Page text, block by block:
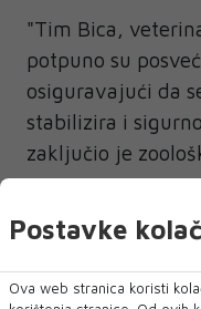
"Tim Bica,
potpuno su
osiguravajući da
stabilizira i
zaključio je
BRAZIL
Postavke
Ova web stranica koristi